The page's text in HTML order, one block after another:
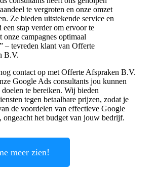
te vergroten en onze omzet
Ze bieden uitstekende service en
een stap verder om ervoor te
onze campagnes optimaal
– tevreden klant van Offerte
B.V.
contact op met Offerte Afspraken B.V.
Google Ads consultants jou kunnen
te bereiken. Wij bieden
tegen betaalbare prijzen, zodat je
de voordelen van effectieve Google
ongeacht het budget van jouw bedrijf.
meer zien!